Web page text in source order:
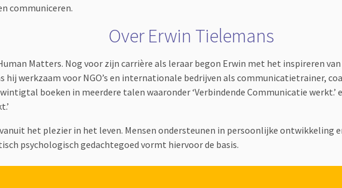
communiceren.
Over Erwin Tielemans
Matters. Nog voor zijn carrière als leraar begon Erwin met het inspireren
hij werkzaam voor NGO’s en internationale bedrijven als communicatietrainer,
boeken in meerdere talen waaronder ‘Verbindende Communicatie werkt.’
het plezier in het leven. Mensen ondersteunen in persoonlijke ontwikkeling
psychologisch gedachtegoed vormt hiervoor de basis.